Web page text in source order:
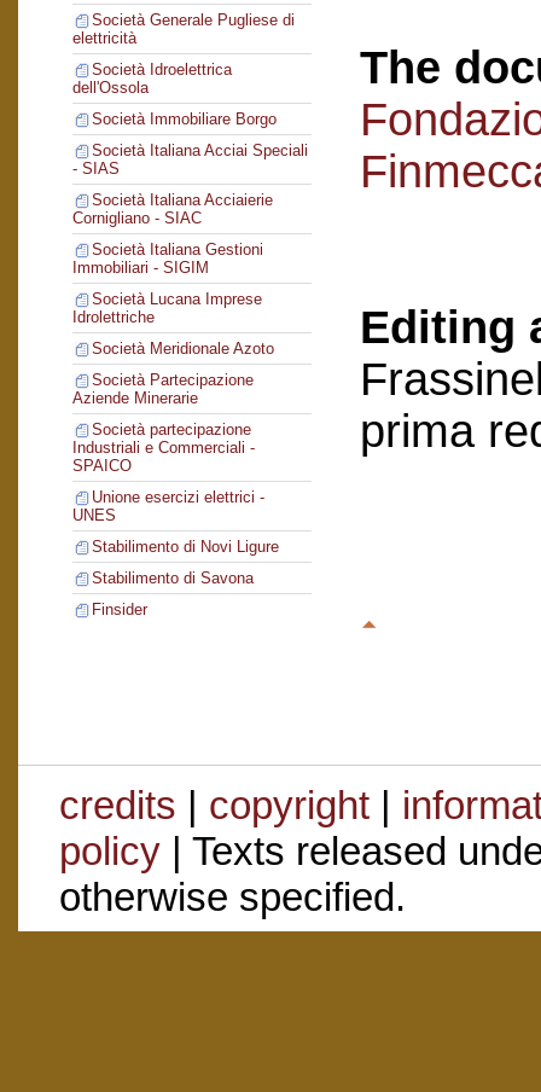
Società Generale Pugliese di
elettricità
Società Idroelettrica
dell'Ossola
Società Immobiliare Borgo
Società Italiana Acciai Speciali
- SIAS
Società Italiana Acciaierie
Cornigliano - SIAC
Società Italiana Gestioni
Immobiliari - SIGIM
Società Lucana Imprese
Idrolettriche
Società Meridionale Azoto
Società Partecipazione
Aziende Minerarie
Società partecipazione
Industriali e Commerciali -
SPAICO
Unione esercizi elettrici -
UNES
Stabilimento di Novi Ligure
Stabilimento di Savona
Finsider
The
Editing
prima
credits | copyright|
policy| Texts released
otherwise specified.